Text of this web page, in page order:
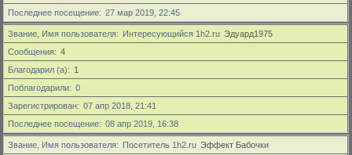
Последнее посещение
27 мар 2019, 22:45
Звание, Имя пользователя Интересующийся 1h2.ru Эдуард1975
Сообщения
4
Благодарил (а)
1
Поблагодарили
0
Зарегистрирован
07 апр 2018, 21:41
Последнее посещение
08 апр 2019, 16:38
Звание, Имя пользователя Посетитель 1h2.ru Эффект Бабочки